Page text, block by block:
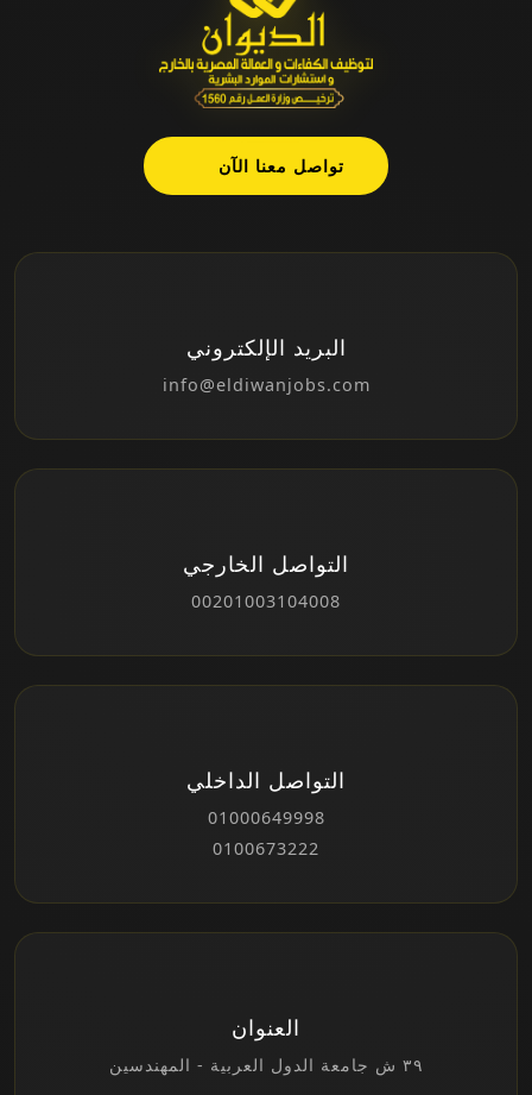
تواصل معنا الآن
البريد الإلكتروني
info@eldiwanjobs.com
التواصل الخارجي
00201003104008
التواصل الداخلي
01000649998
0100673222
العنوان
٣٩ ش جامعة الدول العربية - المهندسين